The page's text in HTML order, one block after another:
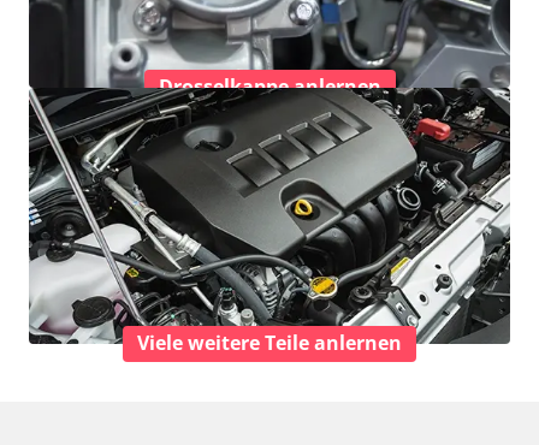
Drosselkappe anlernen
Viele weitere Teile anlernen